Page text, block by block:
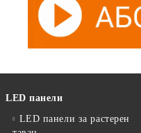
LED панели
LED панели за растерен